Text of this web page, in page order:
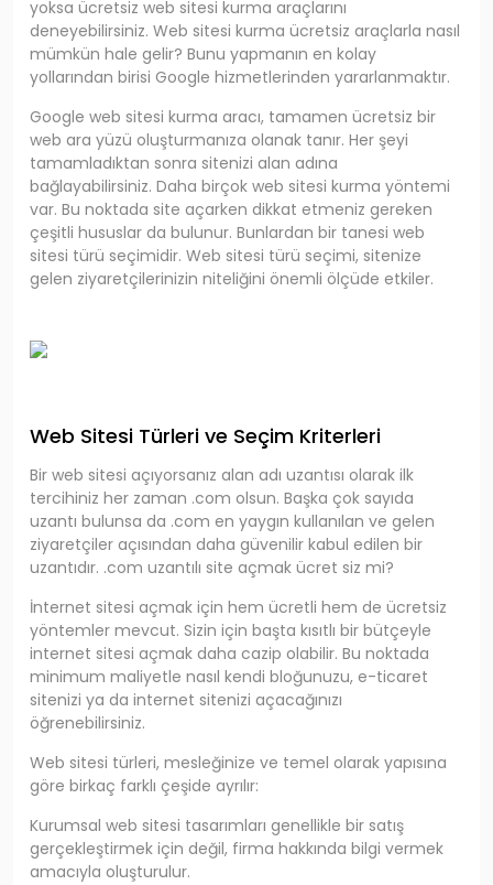
yoksa ücretsiz web sitesi kurma araçlarını
deneyebilirsiniz. Web sitesi kurma ücretsiz araçlarla nasıl
mümkün hale gelir? Bunu yapmanın en kolay
yollarından birisi Google hizmetlerinden yararlanmaktır.
Google web sitesi kurma aracı, tamamen ücretsiz bir
web ara yüzü oluşturmanıza olanak tanır. Her şeyi
tamamladıktan sonra sitenizi alan adına
bağlayabilirsiniz. Daha birçok web sitesi kurma yöntemi
var. Bu noktada site açarken dikkat etmeniz gereken
çeşitli hususlar da bulunur. Bunlardan bir tanesi web
sitesi türü seçimidir. Web sitesi türü seçimi, sitenize
gelen ziyaretçilerinizin niteliğini önemli ölçüde etkiler.
Web Sitesi Türleri ve Seçim Kriterleri
Bir web sitesi açıyorsanız alan adı uzantısı olarak ilk
tercihiniz her zaman .com olsun. Başka çok sayıda
uzantı bulunsa da .com en yaygın kullanılan ve gelen
ziyaretçiler açısından daha güvenilir kabul edilen bir
uzantıdır. .com uzantılı site açmak ücret siz mi?
İnternet sitesi açmak için hem ücretli hem de ücretsiz
yöntemler mevcut. Sizin için başta kısıtlı bir bütçeyle
internet sitesi açmak daha cazip olabilir. Bu noktada
minimum maliyetle nasıl kendi bloğunuzu, e-ticaret
sitenizi ya da internet sitenizi açacağınızı
öğrenebilirsiniz.
Web sitesi türleri, mesleğinize ve temel olarak yapısına
göre birkaç farklı çeşide ayrılır:
Kurumsal web sitesi tasarımları genellikle bir satış
gerçekleştirmek için değil, firma hakkında bilgi vermek
amacıyla oluşturulur.